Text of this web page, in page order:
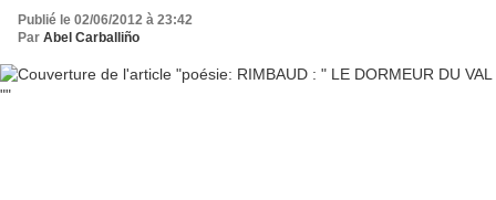
Publié le 02/06/2012 à 23:42
Par Abel Carballiño